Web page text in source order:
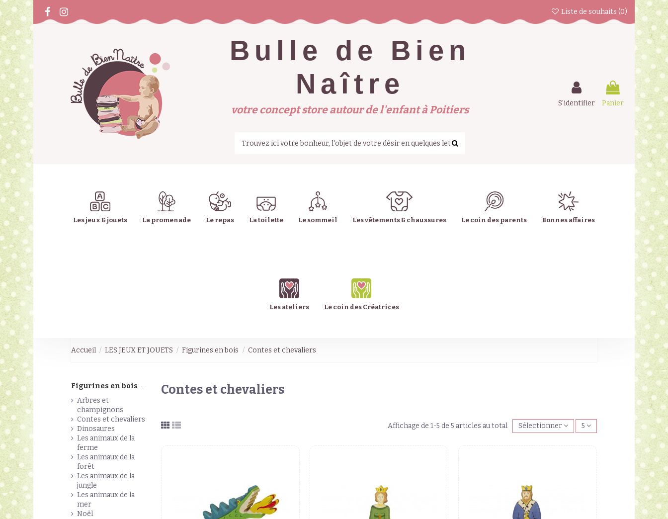
Liste de souhaits (0)
Bulle de Bien
Naître
votre concept store autour de l'enfant à Poitiers
S'identifier Panier
Les jeux & jouets La promenade Le repas La toilette Le sommeil Les vêtements & chaussures Le coin des parents Bonnes affaires
Les ateliers Le coin des Créatrices
Accueil LES JEUX ET JOUETS Figurines en bois Contes et chevaliers
Contes et chevaliers
Affichage de 1-5 de 5 articles au total Sélectionner 5
Figurines en bois
Arbres et
champignons
Contes et chevaliers
Dinosaures
Les animaux de la
ferme
Les animaux de la
forêt
Les animaux de la
jungle
Les animaux de la
mer
Noël